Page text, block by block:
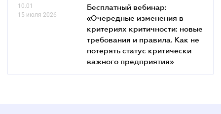
10.01
15 июля 2026
Бесплатный вебинар:
«Очередные изменения в
критериях критичности: новые
требования и правила. Как не
потерять статус критически
важного предприятия»